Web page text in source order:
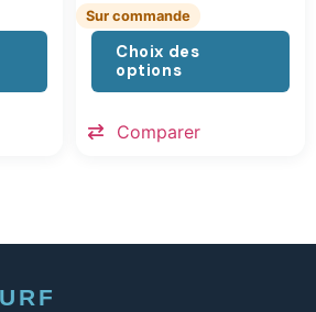
Sur commande
Choix des
options
Comparer